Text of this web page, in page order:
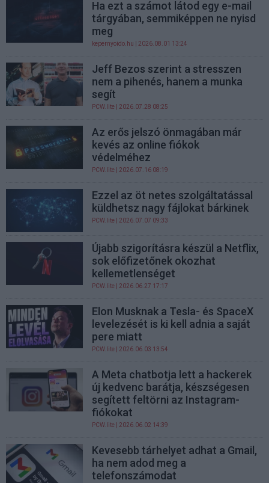
Ha ezt a számot látod egy e-mail
tárgyában, semmiképpen ne nyisd
meg
kepernyoido.hu | 2026.08.01 13:24
Jeff Bezos szerint a stresszen
nem a pihenés, hanem a munka
segít
PCW.lite | 2026.07.28 08:25
Az erős jelszó önmagában már
kevés az online fiókok
védelméhez
PCW.lite | 2026.07.16 08:19
Ezzel az öt netes szolgáltatással
küldhetsz nagy fájlokat bárkinek
PCW.lite | 2026.07.07 09:33
Újabb szigorításra készül a Netflix,
sok előfizetőnek okozhat
kellemetlenséget
PCW.lite | 2026.06.27 17:17
Elon Musknak a Tesla- és SpaceX
levelezését is ki kell adnia a saját
pere miatt
PCW.lite | 2026.06.03 13:54
A Meta chatbotja lett a hackerek
új kedvenc barátja, készségesen
segített feltörni az Instagram-
fiókokat
PCW.lite | 2026.06.02 14:39
Kevesebb tárhelyet adhat a Gmail,
ha nem adod meg a
telefonszámodat